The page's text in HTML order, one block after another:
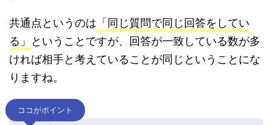
共通点というのは 「同じ質問で同じ回答をしてい
る」
ということですが、回答が一致している数が多
ければ相手と考えていることが同じということにな
りますね。
ココがポイント